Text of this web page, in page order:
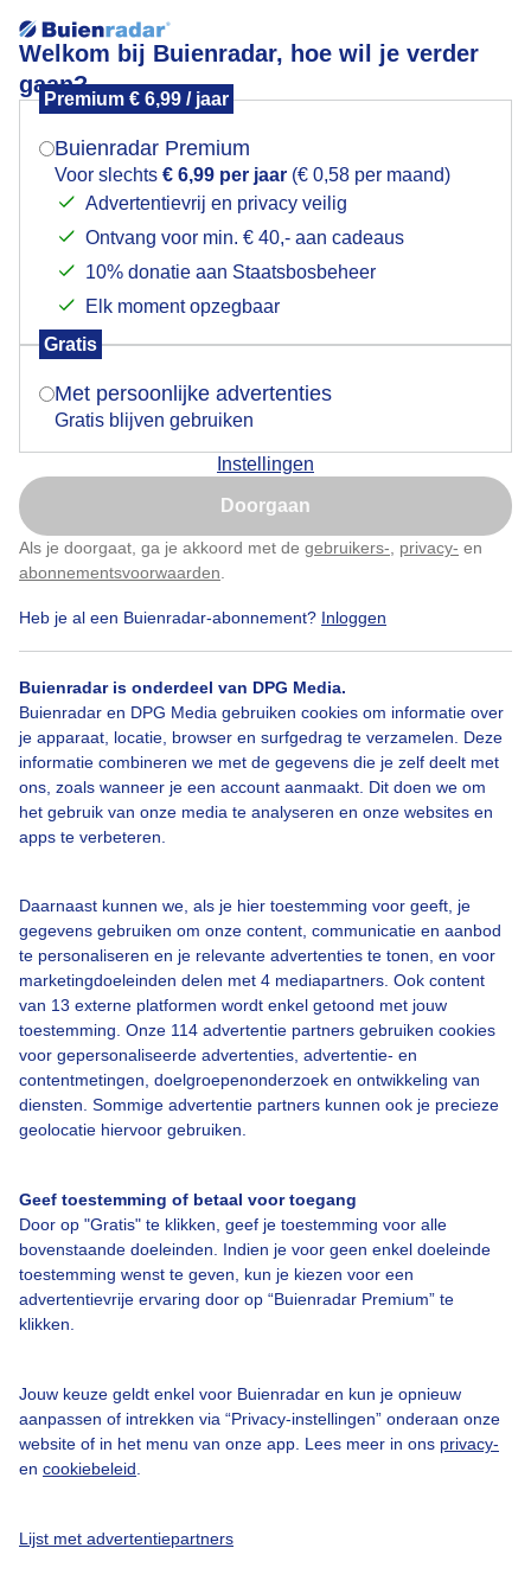
Welkom bij Buienradar, hoe wil je verder
gaan?
Premium € 6,99 / jaar
Buienradar Premium
Voor slechts € 6,99 per jaar (€ 0,58 per maand)
Advertentievrij en privacy veilig
Ontvang voor min. € 40,- aan cadeaus
10% donatie aan Staatsbosbeheer
Elk moment opzegbaar
Gratis
Met persoonlijke advertenties
Gratis blijven gebruiken
Instellingen
Doorgaan
Als je doorgaat, ga je akkoord met de gebruikers- privacy- en
abonnementsvoorwaarden
Heb je al een Buienradar-abonnement? Inloggen
Buienradar is onderdeel van DPG Media.
Buienradar en DPG Media gebruiken cookies om informatie over
je apparaat, locatie, browser en surfgedrag te verzamelen. Deze
informatie combineren we met de gegevens die je zelf deelt met
ons, zoals wanneer je een account aanmaakt. Dit doen we om
het gebruik van onze media te analyseren en onze websites en
apps te verbeteren.
Daarnaast kunnen we, als je hier toestemming voor geeft, je
gegevens gebruiken om onze content, communicatie en aanbod
te personaliseren en je relevante advertenties te tonen, en voor
marketingdoeleinden delen met 4 mediapartners. Ook content
van 13 externe platformen wordt enkel getoond met jouw
toestemming. Onze 114 advertentie partners gebruiken cookies
voor gepersonaliseerde advertenties, advertentie- en
contentmetingen, doelgroepenonderzoek en ontwikkeling van
diensten. Sommige advertentie partners kunnen ook je precieze
geolocatie hiervoor gebruiken.
Geef toestemming of betaal voor toegang
Door op "Gratis" te klikken, geef je toestemming voor alle
bovenstaande doeleinden. Indien je voor geen enkel doeleinde
toestemming wenst te geven, kun je kiezen voor een
advertentievrije ervaring door op “Buienradar Premium” te
klikken.
Jouw keuze geldt enkel voor Buienradar en kun je opnieuw
aanpassen of intrekken via “Privacy-instellingen” onderaan onze
website of in het menu van onze app. Lees meer in ons privacy-
en cookiebeleid
Lijst met advertentiepartners
Div wolkenluchten boven Utrecht vanuit de
Torenkraan.
Een moment geduld aub...
Over Buienradar
Bedrijfsgegevens
Veelgestelde vragen
Toegankelijkheid
Adverteren
Buienradar Team
Privacy beleid
Gratis weerdata
@BuienradarNL
Mogen we je locatie gebruiken voor het
Indien je hier nog geen akkoord op hebt gegeven,
verschijnt er zo een pop-up uit je browser waarin
Is goed, toon de popup
Nu niet, misschien later
Klik hierom dit aan te passen